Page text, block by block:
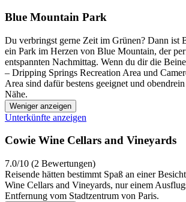
Blue Mountain Park
Du verbringst gerne Zeit im Grünen? Dann ist
ein Park im Herzen von Blue Mountain, der
entspannten Nachmittag. Wenn du dir die
– Dripping Springs Recreation Area und
Area sind dafür bestens geeignet und
Nähe.
Weniger anzeigen
Unterkünfte anzeigen
Cowie Wine Cellars and Vineyards
7.0/10 (2 Bewertungen)
Reisende hätten bestimmt Spaß an einer
Wine Cellars and Vineyards, nur einem
Entfernung vom Stadtzentrum von Paris.